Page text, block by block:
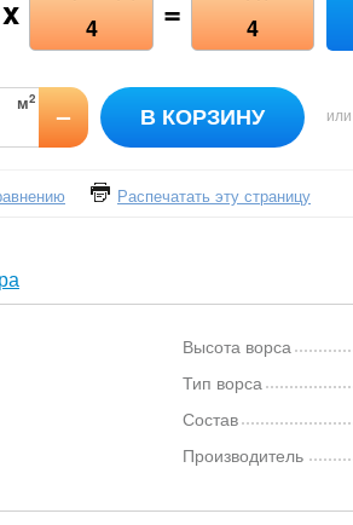
x 4 = 4
м2 – В КОРЗИНУ или
Распечатать эту страницу
Высота ворса
Тип ворса
Состав
Производитель